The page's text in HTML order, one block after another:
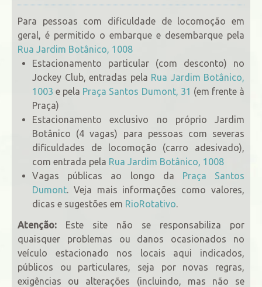
Para pessoas com dificuldade de locomoção em
geral, é permitido o embarque e desembarque pela
Rua Jardim Botânico, 1008
Estacionamento particular (com desconto) no
Jockey Club, entradas pela Rua Jardim Botânico,
1003 e pela Praça Santos Dumont, 31 (em frente à
Praça)
Estacionamento exclusivo no próprio Jardim
Botânico (4 vagas) para pessoas com severas
dificuldades de locomoção (carro adesivado),
com entrada pela Rua Jardim Botânico, 1008
Vagas públicas ao longo da Praça Santos
Dumont. Veja mais informações como valores,
dicas e sugestões em RioRotativo.
Atenção: Este site não se responsabiliza por
quaisquer problemas ou danos ocasionados no
veículo estacionado nos locais aqui indicados,
públicos ou particulares, seja por novas regras,
exigências ou alterações (incluindo, mas não se